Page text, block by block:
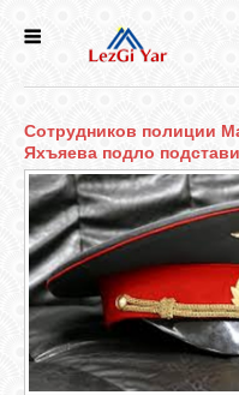
СЕЛА
ИСТОРИЯ
КУЛЬТУРА
ГОЛОС
Сотрудников полиции
Яхъяева подло